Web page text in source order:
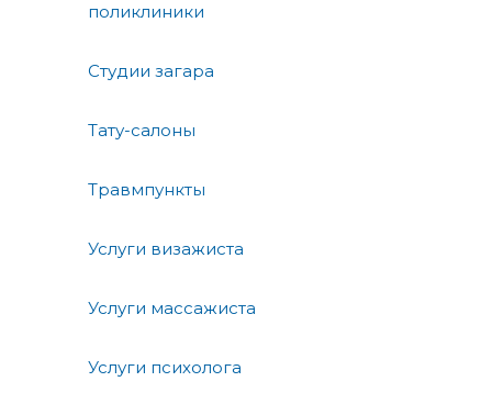
поликлиники
Студии загара
Тату-салоны
Травмпункты
Услуги визажиста
Услуги массажиста
Услуги психолога